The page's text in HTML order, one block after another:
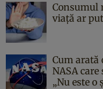
Consumul
viață ar
Cum arată
NASA
„Nu este